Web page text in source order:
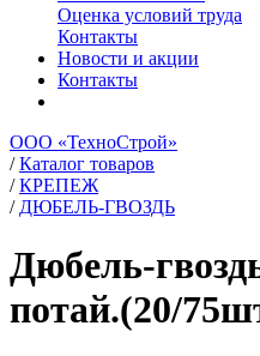
Оценка условий труда
Контакты
Новости и акции
Контакты
ООО «ТехноСтрой»
/ Каталог товаров
/ КРЕПЕЖ
/ ДЮБЕЛЬ-ГВОЗДЬ
Дюбель-
потай.(20/